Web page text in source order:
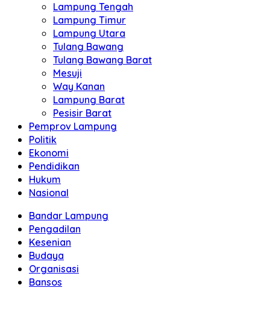
Lampung Tengah
Lampung Timur
Lampung Utara
Tulang Bawang
Tulang Bawang Barat
Mesuji
Way Kanan
Lampung Barat
Pesisir Barat
Pemprov Lampung
Politik
Ekonomi
Pendidikan
Hukum
Nasional
Bandar Lampung
Pengadilan
Kesenian
Budaya
Organisasi
Bansos